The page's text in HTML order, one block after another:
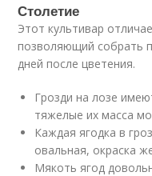
Столетие
Этот культивар
позволяющий собрать
дней после цветения.
Грозди на лозе
тяжелые их масса
Каждая ягодка в
овальная, окраска
Мякоть ягод